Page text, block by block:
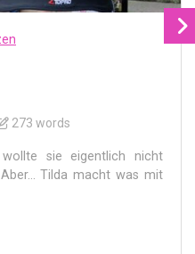
273 words
sie eigentlich nicht
Tilda macht was mit